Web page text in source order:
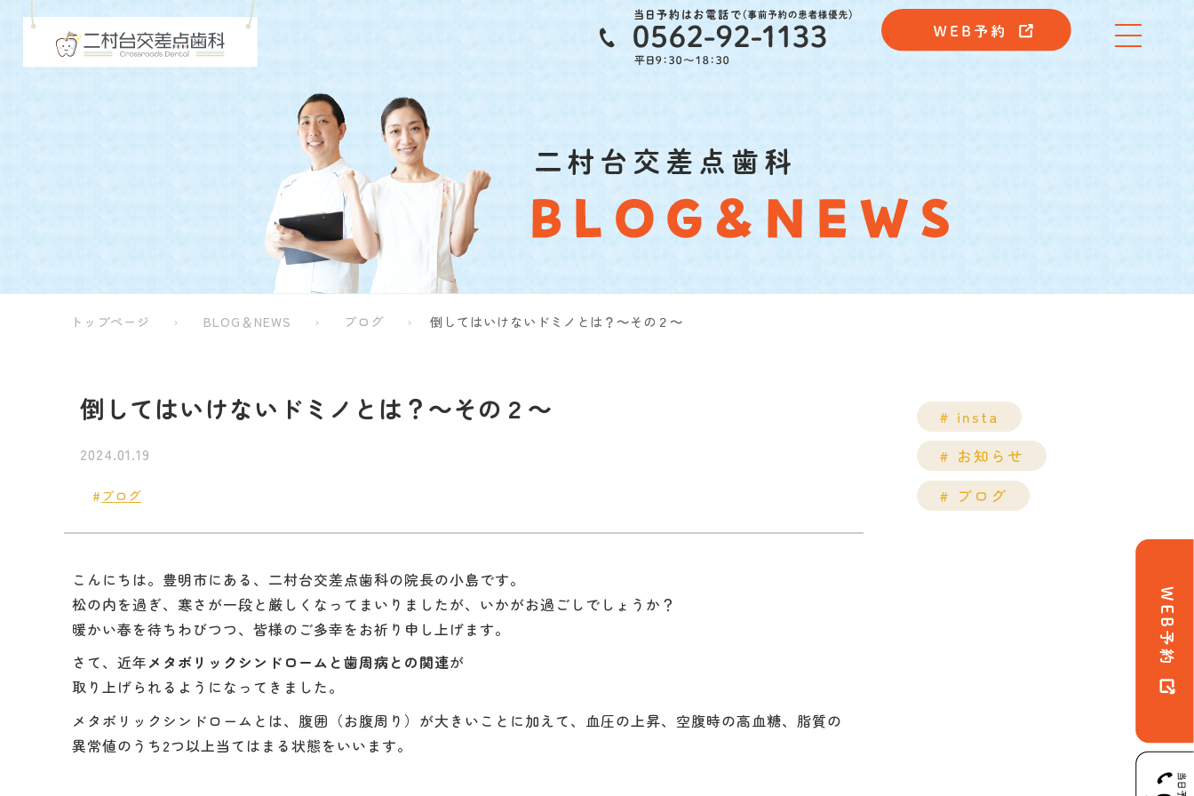
トップページ BLOG＆NEWS ブログ 倒してはいけないドミノとは？～その２～
倒してはいけないドミノとは？～その２～
2024.01.19
ブログ
こんにちは。豊明市にある、二村台交差点歯科の院長の小島です。
松の内を過ぎ、寒さが一段と厳しくなってまいりましたが、いかがお過ごしでしょうか？
暖かい春を待ちわびつつ、皆様のご多幸をお祈り申し上げます。
さて、近年メタボリックシンドロームと歯周病との関連が
取り上げられるようになってきました。
メタボリックシンドロームとは、腹囲（お腹周り）が大きいことに加えて、血圧の上昇、空腹時の高血糖、脂質の
異常値のうち2つ以上当てはまる状態をいいます。
insta
お知らせ
ブログ